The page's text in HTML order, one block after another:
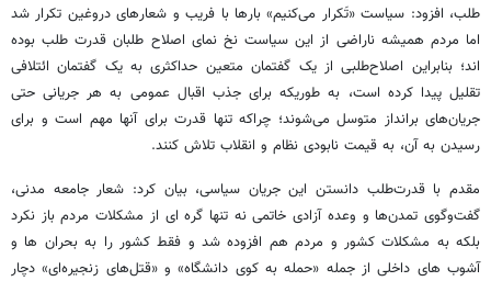
طلب، افزود: سیاست «تَکرار می‌کنیم» بارها با فریب و شعارهای دروغین تکرار شد
اما مردم همیشه ناراضی از این سیاست نخ نمای اصلاح طلبان قدرت طلب بوده
اند؛ بنابراین اصلاح‌طلبی از یک گفتمان متعین حداکثری به یک گفتمان ائتلافی
تقلیل پیدا کرده است، به طوریکه برای جذب اقبال عمومی به هر جریانی حتی
جریان‌های برانداز متوسل می‌شوند؛ چراکه تنها قدرت برای آنها مهم است و برای
رسیدن به آن، به قیمت نابودی نظام و انقلاب تلاش کنند.
مقدم با قدرت‌طلب دانستن این جریان سیاسی، بیان کرد: شعار جامعه مدنی،
گفت‌وگوی تمدن‌ها و وعده آزادی خاتمی نه تنها گره ای از مشکلات مردم باز نکرد
بلکه به مشکلات کشور و مردم هم افزوده شد و فقط کشور را به بحران ها و
آشوب های داخلی از جمله «حمله به کوی دانشگاه» و «قتل‌های زنجیره‌ای» دچار